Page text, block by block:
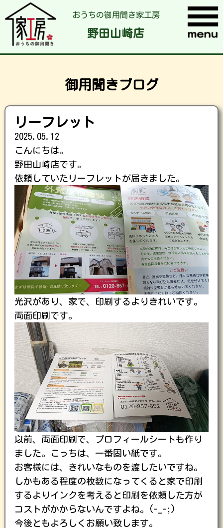
おうちの御用聞き家工房
野田山崎店
御用聞きブログ
リーフレット
2025.05.12
こんにちは。
野田山崎店です。
依頼していたリーフレットが届きました。
光沢があり、家で、印刷するよりきれいです。
両面印刷です。
以前、両面印刷で、プロフィールシートも作り
ました。こっちは、一番固い紙です。
お客様には、きれいなものを渡したいですね。
しかもある程度の枚数になってくると家で印刷
するよりインクを考えると印刷を依頼した方が
コストがかからないんですよね。(-_-;)
今後ともよろしくお願い致します。